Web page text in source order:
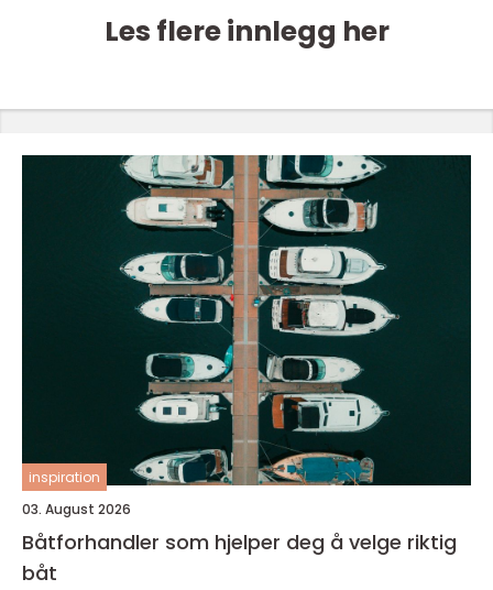
Les flere innlegg her
inspiration
03. August 2026
Båtforhandler som hjelper deg å velge riktig
båt